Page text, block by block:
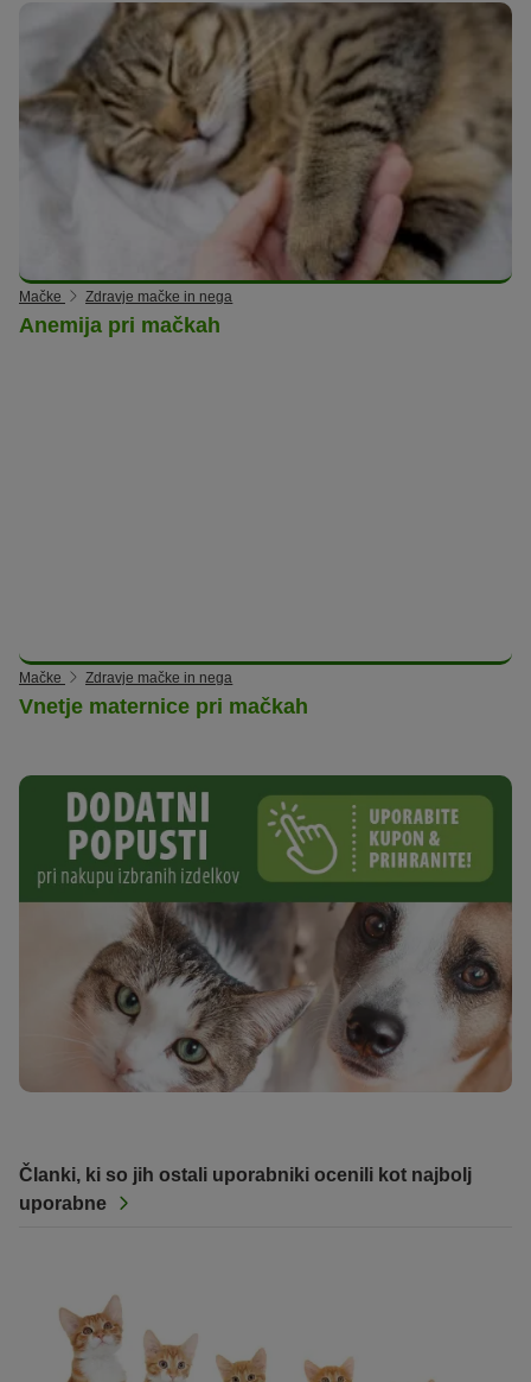
Mačke Zdravje mačke in nega
Anemija pri mačkah
Mačke Zdravje mačke in nega
Vnetje maternice pri mačkah
Članki, ki so jih ostali uporabniki ocenili kot najbolj
uporabne